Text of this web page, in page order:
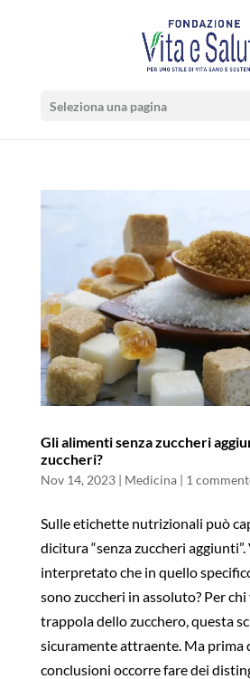
Seleziona una pagina
Gli alimenti senza zuccheri
zuccheri?
Nov 14, 2023| Medicina| 1
Sulle etichette nutrizionali può
dicitura “senza zuccheri
interpretato che in quello
sono zuccheri in assoluto? Per
trappola dello zucchero, questa
sicuramente attraente. Ma prima
conclusioni occorre fare dei